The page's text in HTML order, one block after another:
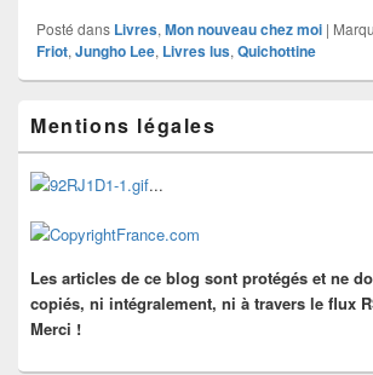
Posté dans Livres, Mon nouveau chez moi |
Friot, Jungho Lee, Livres lus, Quichottine
principale
de
widget
pour
barre
Mentions légales
...
Les articles de ce blog sont protégés et ne
copiés, ni intégralement, ni à travers le flux
Merci !